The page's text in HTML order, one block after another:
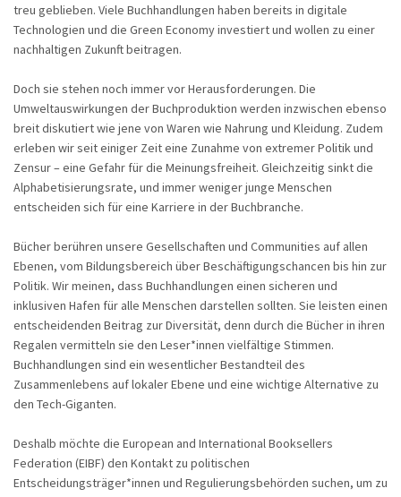
treu geblieben. Viele Buchhandlungen haben bereits in digitale
Technologien und die Green Economy investiert und wollen zu einer
nachhaltigen Zukunft beitragen.
Doch sie stehen noch immer vor Herausforderungen. Die
Umweltauswirkungen der Buchproduktion werden inzwischen ebenso
breit diskutiert wie jene von Waren wie Nahrung und Kleidung. Zudem
erleben wir seit einiger Zeit eine Zunahme von extremer Politik und
Zensur – eine Gefahr für die Meinungsfreiheit. Gleichzeitig sinkt die
Alphabetisierungsrate, und immer weniger junge Menschen
entscheiden sich für eine Karriere in der Buchbranche.
Bücher berühren unsere Gesellschaften und Communities auf allen
Ebenen, vom Bildungsbereich über Beschäftigungschancen bis hin zur
Politik. Wir meinen, dass Buchhandlungen einen sicheren und
inklusiven Hafen für alle Menschen darstellen sollten. Sie leisten einen
entscheidenden Beitrag zur Diversität, denn durch die Bücher in ihren
Regalen vermitteln sie den Leser*innen vielfältige Stimmen.
Buchhandlungen sind ein wesentlicher Bestandteil des
Zusammenlebens auf lokaler Ebene und eine wichtige Alternative zu
den Tech-Giganten.
Deshalb möchte die European and International Booksellers
Federation (EIBF) den Kontakt zu politischen
Entscheidungsträger*innen und Regulierungsbehörden suchen, um zu